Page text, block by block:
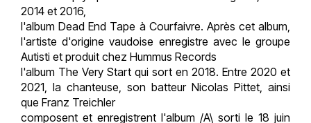
2014 et 2016,
l'album Dead End Tape à Courfaivre. Après cet album,
l'artiste d'origine vaudoise enregistre avec le groupe
Autisti et produit chez Hummus Records
l'album The Very Start qui sort en 2018. Entre 2020 et
2021, la chanteuse, son batteur Nicolas Pittet, ainsi
que Franz Treichler
composent et enregistrent l'album /A\ sorti le 18 juin